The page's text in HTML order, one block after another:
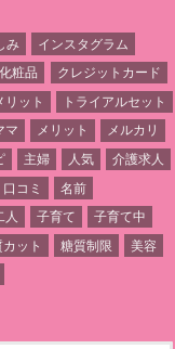
み
インスタグラム
粧品
クレジットカード
リット
トライアルセット
マ メリット
メルカリ
主婦 人気
介護求人
口コミ
名前
人 子育て
子育て中
ット 糖質制限
美容